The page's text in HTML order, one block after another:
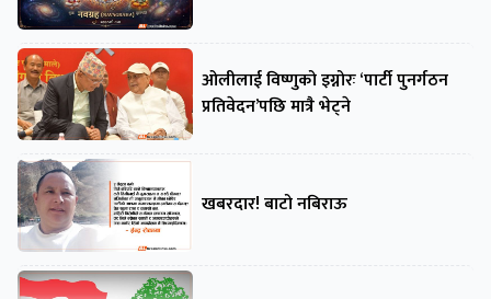
ओलीलाई विष्णुको इग्नोरः ‘पार्टी पुनर्गठन
प्रतिवेदन’पछि मात्रै भेट्ने
खबरदार! बाटो नबिराऊ